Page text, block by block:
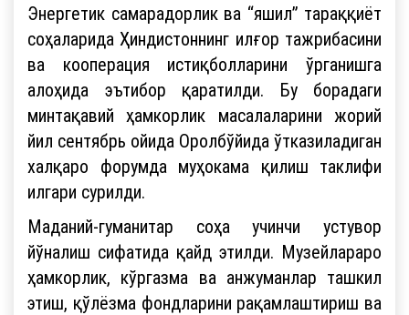
Энергетик самарадорлик ва “яшил” тараққиёт
соҳаларида Ҳиндистоннинг илғор тажрибасини
ва кооперация истиқболларини ўрганишга
алоҳида эътибор қаратилди. Бу борадаги
минтақавий ҳамкорлик масалаларини жорий
йил сентябрь ойида Оролбўйида ўтказиладиган
халқаро форумда муҳокама қилиш таклифи
илгари сурилди.
Маданий-гуманитар соҳа учинчи устувор
йўналиш сифатида қайд этилди. Музейлараро
ҳамкорлик, кўргазма ва анжуманлар ташкил
этиш, қўлёзма фондларини рақамлаштириш ва